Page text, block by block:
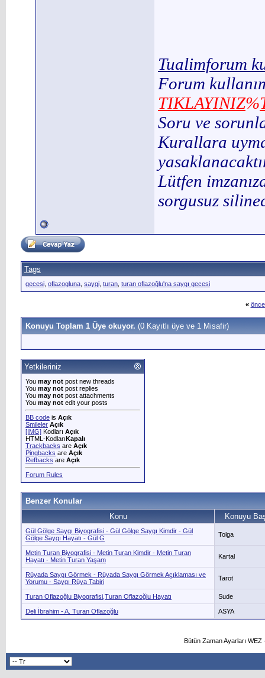
Tualimforum
Forum
TIKLAYINIZ%
Soru ve
Kurallara
Lütfen
sorgusuz
Tags
gecesi oflazogluna saygi turan turan oflazoğlu'na saygı gecesi
«
Konuyu Toplam 1 Üye okuyor. (0 Kayıtlı üye ve 1 Misafir)
Yetkileriniz
You may not post new threads
You may not post replies
You may not post attachments
You may not edit your posts
BB code is Açık
Smileler Açık
[IMG] Kodları Açık
HTML-KodlarıKapalı
Trackbacks are Açık
Pingbacks are Açık
Refbacks are Açık
Forum Rules
Benzer Konular
Konu
Konuyu
Gül Gölge Saygı Biyografisi - Gül Gölge Saygı Kimdir - Gül
Gölge Saygı Hayatı - Gül G
Tolga
Metin Turan Biyografisi - Metin Turan Kimdir - Metin Turan
Hayatı - Metin Turan Yaşam
Kartal
Rüyada Saygı Görmek - Rüyada Saygı Görmek Açıklaması ve
Yorumu - Saygı Rüya Tabiri
Tarot
Turan Oflazoğlu Biyografisi,Turan Oflazoğlu Hayatı Sude
Deli İbrahim - A. Turan Oflazoğlu ASYA
Bütün Zaman Ayarları